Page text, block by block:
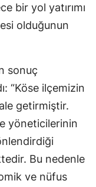
bir yol yatırımı
olduğunun
sonuç
“Köse ilçemizin
getirmiştir.
yöneticilerinin
Bu nedenle
ve nüfus